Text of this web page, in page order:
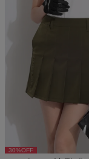
30%OFF